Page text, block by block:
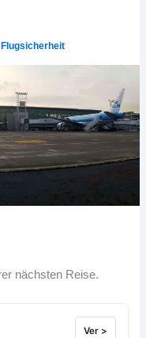
Flugsicherheit
nächsten Reise.
Ver >